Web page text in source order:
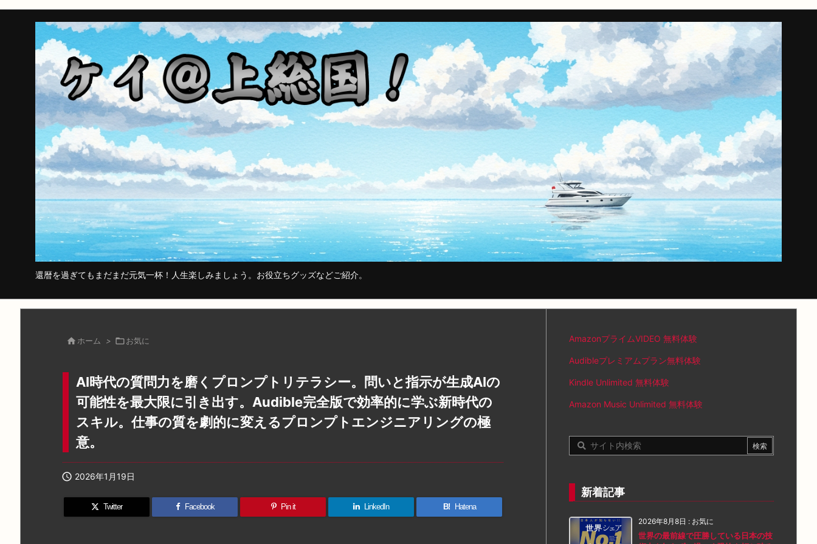
還暦を過ぎてもまだまだ元気一杯！人生楽しみましょう。お役立ちグッズなどご紹介。
 ホーム > お気に
AI時代の質問力を磨くプロンプトリテラシー。問いと指示が生成AIの
可能性を最大限に引き出す。Audible完全版で効率的に学ぶ新時代の
スキル。仕事の質を劇的に変えるプロンプトエンジニアリングの極
意。
 2026年1月19日
Twitter Facebook Pin it LinkedIn B! Hatena
AmazonプライムVIDEO 無料体験
Audibleプレミアムプラン無料体験
Kindle Unlimited 無料体験
Amazon Music Unlimited 無料体験
新着記事
2026年8月8日 : お気に
世界の最前線で圧勝している日本の技